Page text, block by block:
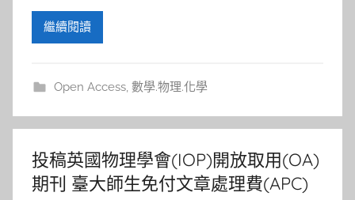
繼續閱讀
Open Access, 數學.物理.化學
投稿英國物理學會(IOP)開放取用(OA)
期刊 臺大師生免付文章處理費(APC)